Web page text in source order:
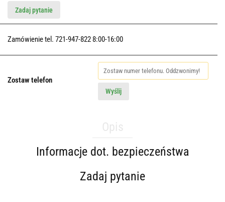
Zadaj pytanie
Zamówienie tel. 721-947-822 8:00-16:00
Zostaw telefon
Wyślij
Informacje dot. bezpieczeństwa
Zadaj pytanie